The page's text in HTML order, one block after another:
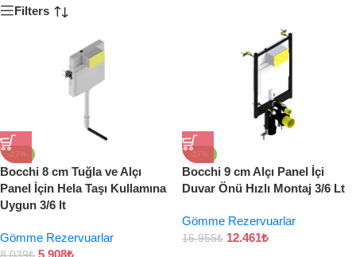
Filters
-27%
Bocchi 8 cm Tuğla ve Alçı
Panel İçin Hela Taşı Kullamına
Uygun 3/6 lt
Gömme Rezervuarlar
-27%
Bocchi 9 cm Alçı Panel İçi
Duvar Önü Hızlı Montaj 3/6 Lt
Gömme Rezervuarlar
16.955₺ 12.461₺